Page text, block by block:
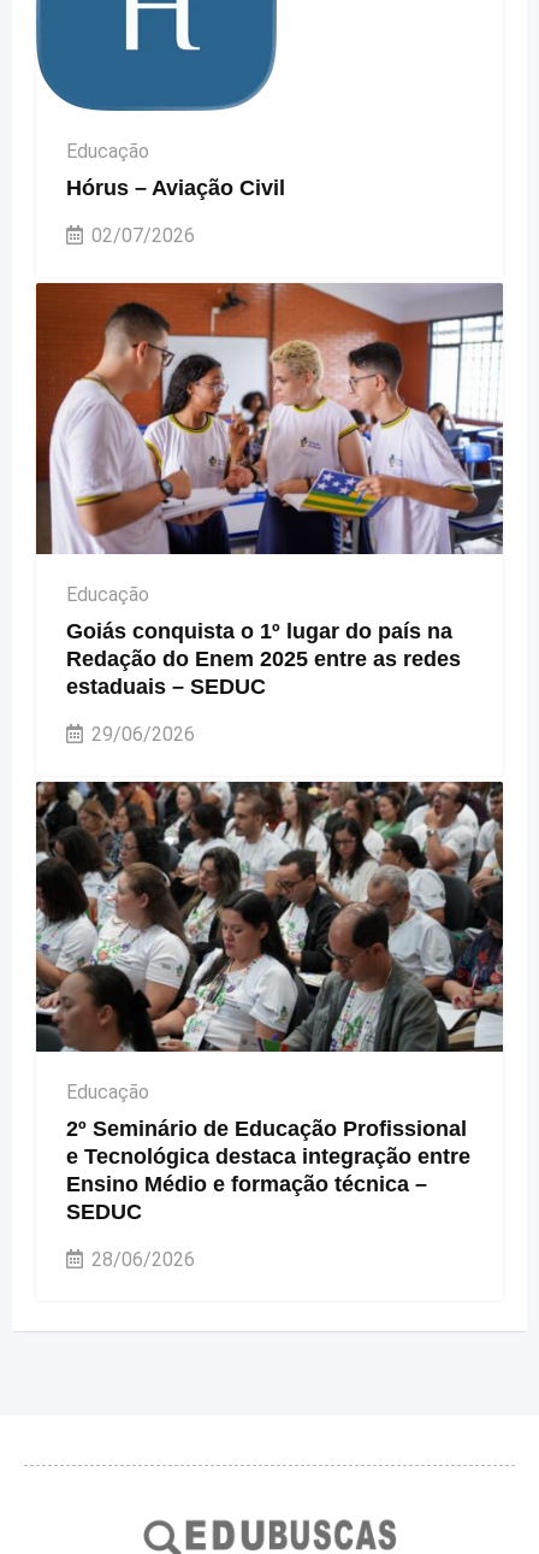
Educação
Hórus – Aviação Civil
02/07/2026
Educação
Goiás conquista o 1º lugar do país na
Redação do Enem 2025 entre as redes
estaduais – SEDUC
29/06/2026
Educação
2º Seminário de Educação Profissional
e Tecnológica destaca integração entre
Ensino Médio e formação técnica –
SEDUC
28/06/2026